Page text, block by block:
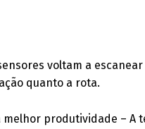
voltam a
quanto a rota.
produtividade – A